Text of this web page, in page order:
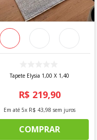
Tapete Elysia 1,00 X 1,40
R$ 219,90
Em até 5x R$ 43,98 sem juros
COMPRAR